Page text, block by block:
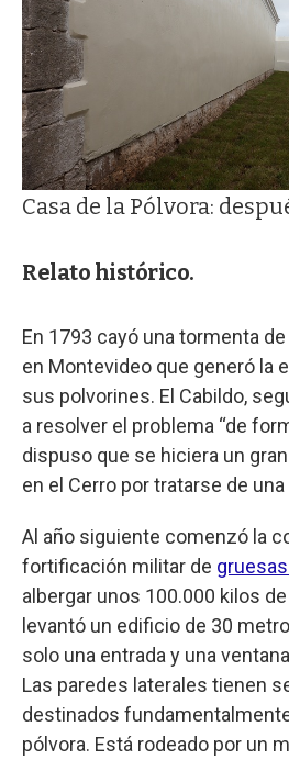
Casa de la Pólvora:
Relato histórico.
En 1793 cayó una tormenta
en Montevideo que generó la
sus polvorines. El Cabildo,
a resolver el problema “de
dispuso que se hiciera un
en el Cerro por tratarse de
Al año siguiente comenzó la
fortificación militar de
albergar unos 100.000 kilos
levantó un edificio de 30
solo una entrada y una
Las paredes laterales tienen
destinados
pólvora. Está rodeado por un